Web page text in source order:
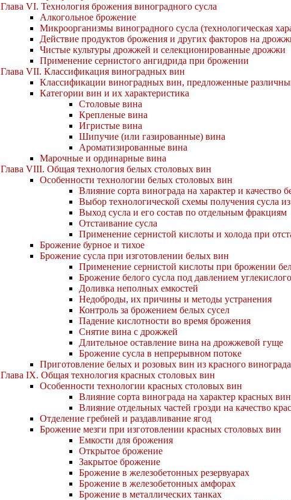
Глава VI. Технология брожения виноградного сусла
Алкогольное брожение
Микроорганизмы виноградного сусла (технологическая
Действие продуктов брожения и других факторов на
Чистые культуры дрожжей и селекционированные дрожжи
Применение сернистого ангидрида при брожении
Глава VII. Классификация виноградных вин
Классификации виноградных вин, предложенные
Категории вин и их характеристика
Столовые вина
Крепленые вина
Игристые вина
Шипучие (или газированные) вина
Ароматизированные вина
Марочные и ординарные вина
Глава VIII. Общая технология белых столовых вин
Особенности технологии белых столовых вин
Влияние сорта винограда на характер и качество
Выбор технологической схемы получения сусла
Выход сусла и его состав по отдельным фракциям
Отстаивание сусла
Применение сернистой кислоты и холода при
Брожение бурное и тихое
Брожение сусла при изготовлении белых вин
Применение сернистой кислоты при брожении
Брожение белого сусла под давлением
Доливка неполных емкостей
Недоброды, их причины и методы устранения
Контроль за брожением белых сусел
Падение кислотности во время брожения
Снятие вина с дрожжей
Длительное оставление вина на дрожжевой гуще
Брожение сусла в непрерывном потоке
Приготовление белых и розовых вин из красного винограда
Глава IX. Общая технология красных столовых вин
Особенности технологии красных столовых вин
Влияние сорта винограда на характер красных вин
Влияние отдельных частей грозди на качество
Отделение гребней и раздавливание ягод
Брожение мезги при изготовлении красных столовых вин
Емкости для брожения
Открытое брожение
Закрытое брожение
Брожение в железобетонных резервуарах
Брожение в железобетонных амфорах
Брожение в металлических танках